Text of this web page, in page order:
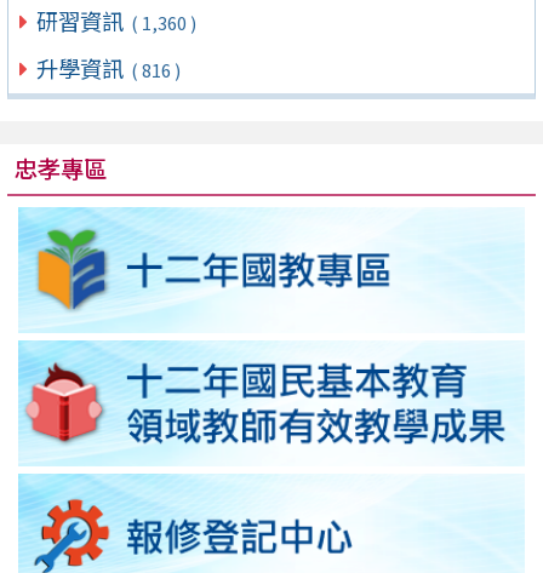
研習資訊 ( 1,360 )
升學資訊 ( 816 )
忠孝專區